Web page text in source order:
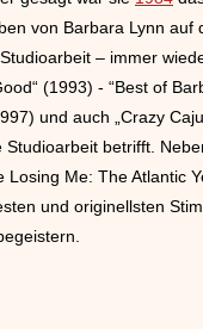
von Barbara Lynn auf
– immer
(1993) - “Best of
und auch „Crazy
betrifft.
Me: The Atlantic
und originellsten